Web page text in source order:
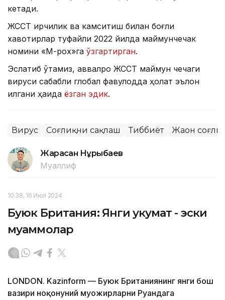
кетади.
ЖССТ ирқчилик ва камситиш билан боғлиқ
хавотирлар туфайли 2022 йилда маймунчечак
номини «М-pox»га ўзгартирган.
Эслатиб ўтамиз, аввалроқ ЖССТ маймун чечаги
вируси сабабли глобал фавқулодда ҳолат эълон
қилгани ҳақида ёзган эдик.
Вирус Соғлиқни сақлаш Тиббиёт Жаҳон
Жарасқан Нұрыбаев
Муаллиф
10:38, 16 Июл 2024
Буюк Британия: Янги ҳукумат - эски
муаммолар
LONDON. Kazinform — Буюк Британиянинг янги бош
вазири ноқонуний муҳожирларни Руандага